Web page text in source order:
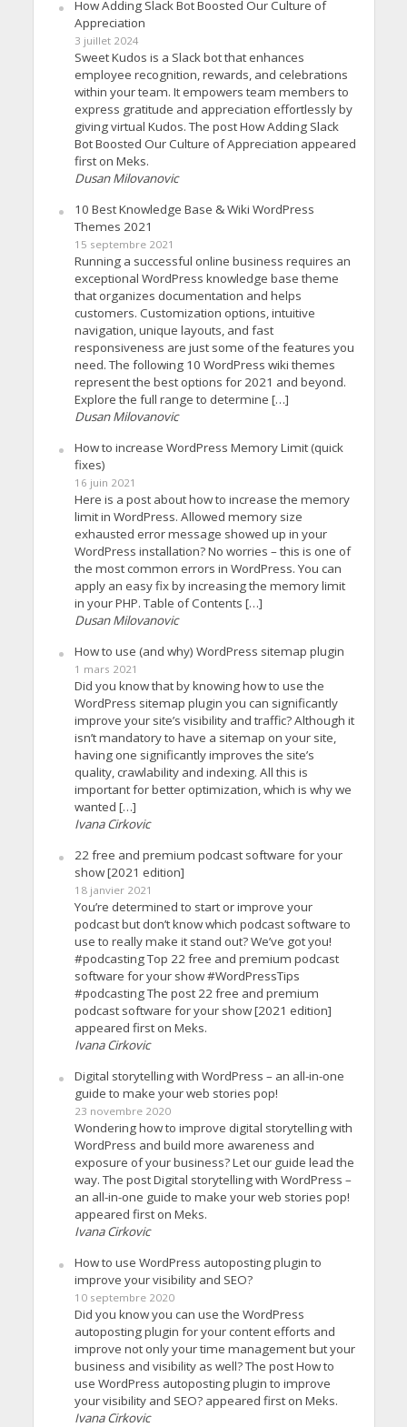
How Adding Slack Bot Boosted Our Culture of
Appreciation
3 juillet 2024
Sweet Kudos is a Slack bot that enhances
employee recognition, rewards, and celebrations
within your team. It empowers team members to
express gratitude and appreciation effortlessly by
giving virtual Kudos. The post How Adding Slack
Bot Boosted Our Culture of Appreciation appeared
first on Meks.
Dusan Milovanovic
10 Best Knowledge Base & Wiki WordPress
Themes 2021
15 septembre 2021
Running a successful online business requires an
exceptional WordPress knowledge base theme
that organizes documentation and helps
customers. Customization options, intuitive
navigation, unique layouts, and fast
responsiveness are just some of the features you
need. The following 10 WordPress wiki themes
represent the best options for 2021 and beyond.
Explore the full range to determine […]
Dusan Milovanovic
How to increase WordPress Memory Limit (quick
fixes)
16 juin 2021
Here is a post about how to increase the memory
limit in WordPress. Allowed memory size
exhausted error message showed up in your
WordPress installation? No worries – this is one of
the most common errors in WordPress. You can
apply an easy fix by increasing the memory limit
in your PHP. Table of Contents […]
Dusan Milovanovic
How to use (and why) WordPress sitemap plugin
1 mars 2021
Did you know that by knowing how to use the
WordPress sitemap plugin you can significantly
improve your site’s visibility and traffic? Although it
isn’t mandatory to have a sitemap on your site,
having one significantly improves the site’s
quality, crawlability and indexing. All this is
important for better optimization, which is why we
wanted […]
Ivana Cirkovic
22 free and premium podcast software for your
show [2021 edition]
18 janvier 2021
You’re determined to start or improve your
podcast but don’t know which podcast software to
use to really make it stand out? We’ve got you!
#podcasting Top 22 free and premium podcast
software for your show #WordPressTips
#podcasting The post 22 free and premium
podcast software for your show [2021 edition]
appeared first on Meks.
Ivana Cirkovic
Digital storytelling with WordPress – an all-in-one
guide to make your web stories pop!
23 novembre 2020
Wondering how to improve digital storytelling with
WordPress and build more awareness and
exposure of your business? Let our guide lead the
way. The post Digital storytelling with WordPress –
an all-in-one guide to make your web stories pop!
appeared first on Meks.
Ivana Cirkovic
How to use WordPress autoposting plugin to
improve your visibility and SEO?
10 septembre 2020
Did you know you can use the WordPress
autoposting plugin for your content efforts and
improve not only your time management but your
business and visibility as well? The post How to
use WordPress autoposting plugin to improve
your visibility and SEO? appeared first on Meks.
Ivana Cirkovic